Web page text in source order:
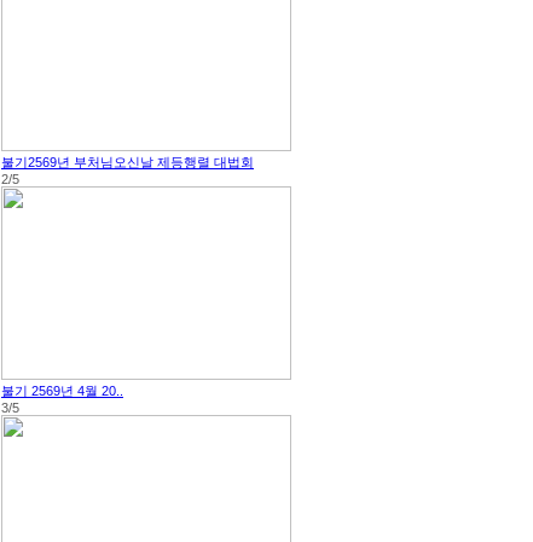
불기2569년 부처님오신날 제등행렬 대법회
2/5
불기 2569년 4월 20..
3/5